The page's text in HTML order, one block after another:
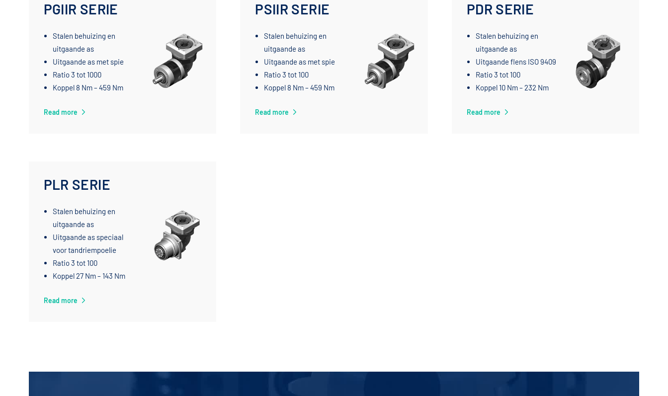
PGIIR SERIE
Stalen behuizing en
uitgaande as
Uitgaande as met spie
Ratio 3 tot 1000
Koppel 8 Nm – 459 Nm
Read more
PSIIR SERIE
Stalen behuizing en
uitgaande as
Uitgaande as met spie
Ratio 3 tot 100
Koppel 8 Nm – 459 Nm
Read more
PDR SERIE
Stalen behuizing en
uitgaande as
Uitgaande flens ISO 9409
Ratio 3 tot 100
Koppel 10 Nm – 232 Nm
Read more
PLR SERIE
Stalen behuizing en
uitgaande as
Uitgaande as speciaal
voor tandriempoelie
Ratio 3 tot 100
Koppel 27 Nm – 143 Nm
Read more